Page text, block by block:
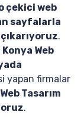
çekici web
sayfalarla
.
Konya Web
yapan firmalar
Tasarım
.